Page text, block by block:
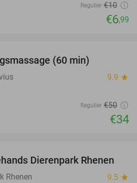
Regulier €10
€6,99
(60 min)
9.9 star
Regulier €50
€34
19%
Dierenpark Rhenen
Rhenen 9.5 star